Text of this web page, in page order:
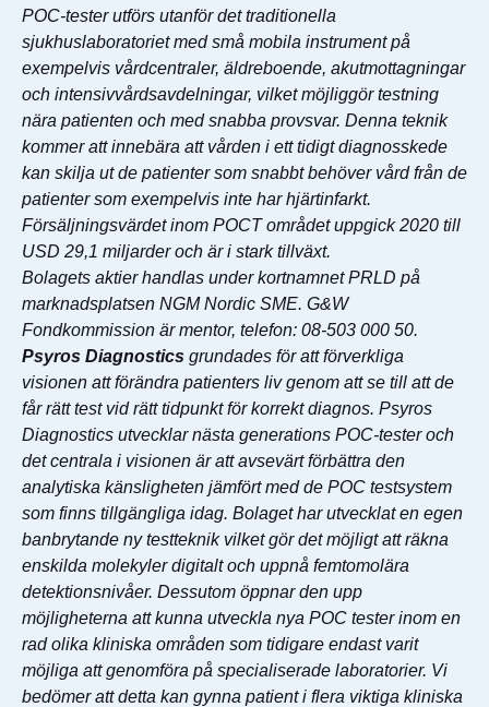
POC-tester utförs utanför det traditionella
sjukhuslaboratoriet med små mobila instrument på
exempelvis vårdcentraler, äldreboende, akutmottagningar
och intensivvårdsavdelningar, vilket möjliggör testning
nära patienten och med snabba provsvar. Denna teknik
kommer att innebära att vården i ett tidigt diagnosskede
kan skilja ut de patienter som snabbt behöver vård från de
patienter som exempelvis inte har hjärtinfarkt.
Försäljningsvärdet inom POCT området uppgick 2020 till
USD 29,1 miljarder och är i stark tillväxt.
Bolagets aktier handlas under kortnamnet PRLD på
marknadsplatsen NGM Nordic SME. G&W
Fondkommission är mentor, telefon: 08-503 000 50.
Psyros Diagnostics grundades för att förverkliga
visionen att förändra patienters liv genom att se till att de
får rätt test vid rätt tidpunkt för korrekt diagnos. Psyros
Diagnostics utvecklar nästa generations POC-tester och
det centrala i visionen är att avsevärt förbättra den
analytiska känsligheten jämfört med de POC testsystem
som finns tillgängliga idag. Bolaget har utvecklat en egen
banbrytande ny testteknik vilket gör det möjligt att räkna
enskilda molekyler digitalt och uppnå femtomolära
detektionsnivåer. Dessutom öppnar den upp
möjligheterna att kunna utveckla nya POC tester inom en
rad olika kliniska områden som tidigare endast varit
möjliga att genomföra på specialiserade laboratorier. Vi
bedömer att detta kan gynna patient i flera viktiga kliniska